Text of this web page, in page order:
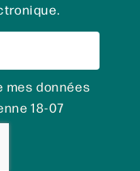
mes données
18-07